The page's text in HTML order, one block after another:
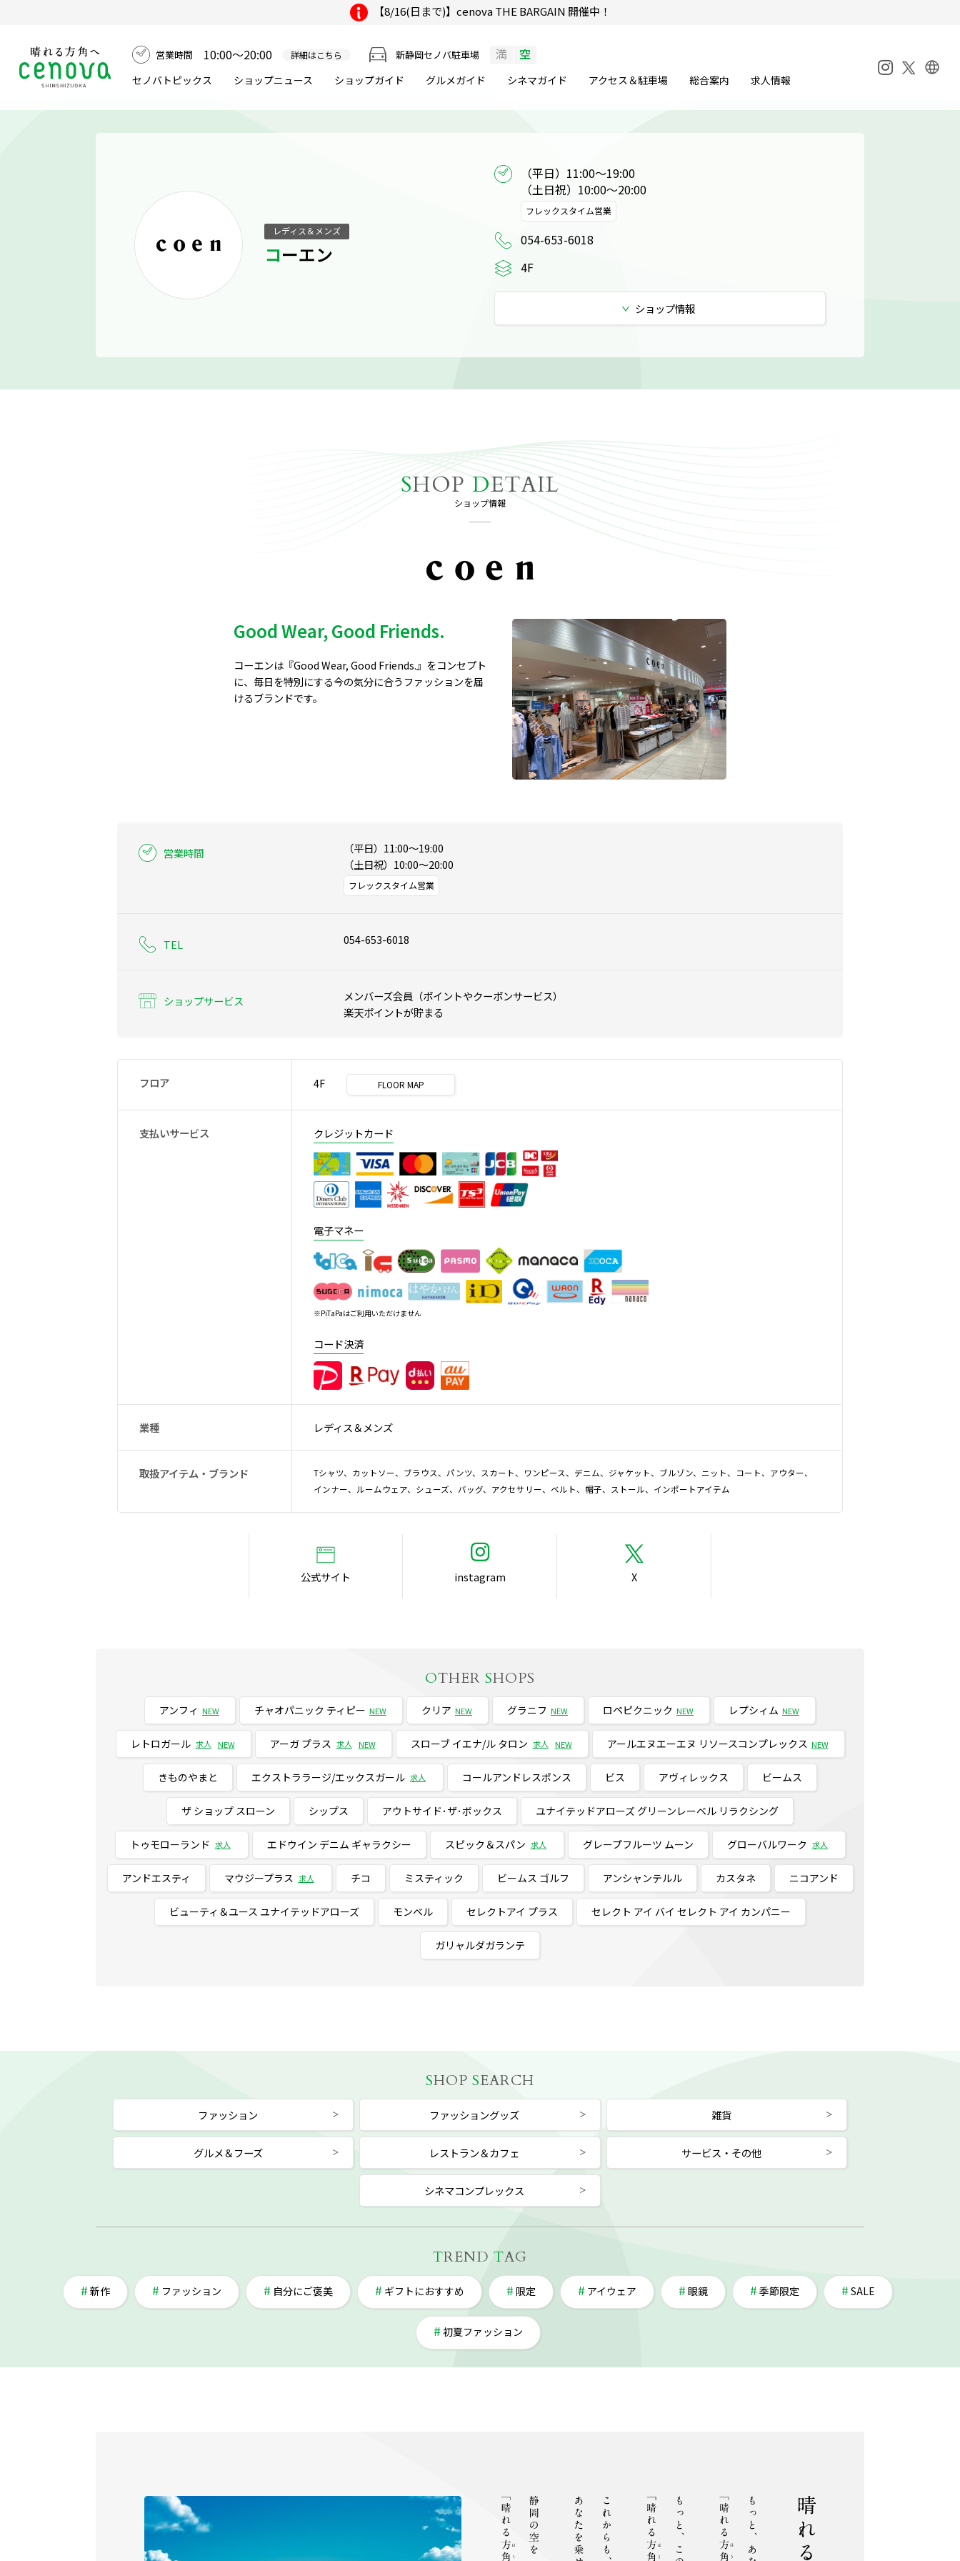
【8/16(日まで)】cenova THE BARGAIN 開催中！
営業時間 10:00～20:00 詳細はこちら 新静岡セノバ駐車場 満 空
セノバトピックス ショップニュース ショップガイド グルメガイド シネマガイド アクセス＆駐車場 総合案内 求人情報
レディス＆メンズ
コーエン
（平日）11:00～19:00
（土日祝）10:00～20:00
フレックスタイム営業
054-653-6018
4F
ショップ情報
SHOPDETAIL
ショップ情報
Good Wear, Good Friends.
コーエンは『Good Wear, Good Friends.』をコンセプト
に、毎日を特別にする今の気分に合うファッションを届
けるブランドです。
営業時間
（平日）11:00～19:00
（土日祝）10:00～20:00
フレックスタイム営業
TEL 054-653-6018
ショップサービス
メンバーズ会員（ポイントやクーポンサービス）
楽天ポイントが貯まる
フロア 4F FLOOR MAP
支払いサービス クレジットカード
電子マネー
※PiTaPaはご利用いただけません
コード決済
業種 レディス＆メンズ
取扱アイテム・ブランド
Tシャツ、カットソー、ブラウス、パンツ、スカート、ワンピース、デニム、ジャケット、ブルゾン、ニット、コート、アウター、
インナー、ルームウェア、シューズ、バッグ、アクセサリー、ベルト、帽子、ストール、インポートアイテム
公式サイト
OTHER SHOPS
アンフィ NEW チャオパニック ティピー NEW クリア NEW グラニフ NEW ロペピクニック NEW レプシィム NEW
レトロガール 求人 NEW アーガ プラス 求人 NEW スローブ イエナ/ル タロン 求人 NEW アールエヌエーエヌ リソースコンプレックス NEW
きものやまと エクストララージ/エックスガール 求人 コールアンドレスポンス ビス アヴィレックス ビームス
ザ ショップ スローン シップス アウトサイド･ザ･ボックス ユナイテッドアローズ グリーンレーベル リラクシング
トゥモローランド 求人 エドウイン デニム ギャラクシー スピック＆スパン 求人 グレープフルーツ ムーン グローバルワーク 求人
アンドエスティ マウジープラス 求人 チコ ミスティック ビームス ゴルフ アンシャンテルル カスタネ ニコアンド
ビューティ＆ユース ユナイテッドアローズ モンベル セレクトアイ プラス セレクト アイ バイ セレクト アイ カンパニー
ガリャルダガランテ
SHOP SEARCH
ファッション ファッショングッズ 雑貨
グルメ＆フーズ レストラン＆カフェ サービス・その他
シネマコンプレックス
TREND TAG
新作 ファッション 自分にご褒美 ギフトにおすすめ 限定 アイウェア 眼鏡 季節限定 SALE
初夏ファッション